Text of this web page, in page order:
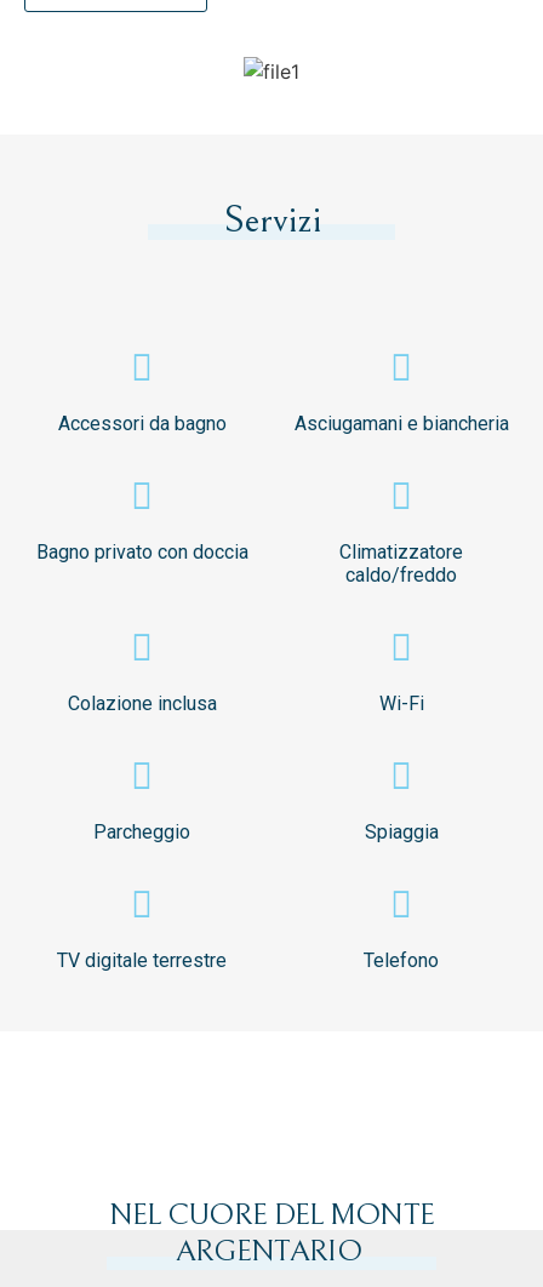
Servizi
Accessori da bagno Asciugamani e biancheria
Bagno privato con doccia
Climatizzatore
caldo/freddo
Colazione inclusa Wi-Fi
Parcheggio Spiaggia
TV digitale terrestre Telefono
NEL CUORE DEL MONTE
ARGENTARIO